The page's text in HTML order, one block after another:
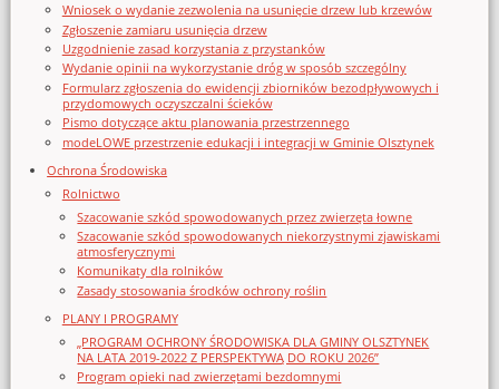
Wniosek o wydanie zezwolenia na usunięcie drzew lub krzewów
Zgłoszenie zamiaru usunięcia drzew
Uzgodnienie zasad korzystania z przystanków
Wydanie opinii na wykorzystanie dróg w sposób szczególny
Formularz zgłoszenia do ewidencji zbiorników bezodpływowych i
przydomowych oczyszczalni ścieków
Pismo dotyczące aktu planowania przestrzennego
modeLOWE przestrzenie edukacji i integracji w Gminie Olsztynek
Ochrona Środowiska
Rolnictwo
Szacowanie szkód spowodowanych przez zwierzęta łowne
Szacowanie szkód spowodowanych niekorzystnymi zjawiskami
atmosferycznymi
Komunikaty dla rolników
Zasady stosowania środków ochrony roślin
PLANY I PROGRAMY
„PROGRAM OCHRONY ŚRODOWISKA DLA GMINY OLSZTYNEK
NA LATA 2019-2022 Z PERSPEKTYWĄ DO ROKU 2026”
Program opieki nad zwierzętami bezdomnymi